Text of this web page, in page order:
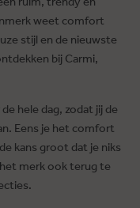
weet comfort
stijl en de nieuwste
bij Carmi,
hele dag, zodat jij de
Eens je het comfort
kans groot dat je niks
merk ook terug te